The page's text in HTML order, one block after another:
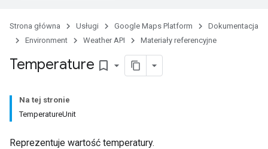
Strona główna Usługi Google Maps Platform
Dokumentacja
Environment
Weather API Materiały referencyjne
Temperature bookmark_border
Na tej stronie
TemperatureUnit
Reprezentuje wartość temperatury.